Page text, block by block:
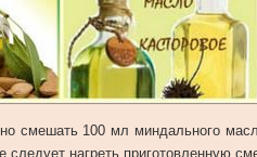
смешать 100 мл миндального
следует нагреть приготовленную